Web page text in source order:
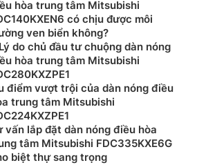
hòa trung tâm Mitsubishi
có chịu được môi
ven biển không?
do chủ đầu tư chuộng dàn nóng
hòa trung tâm Mitsubishi
điểm vượt trội của dàn nóng điều
trung tâm Mitsubishi
vấn lắp đặt dàn nóng điều hòa
tâm Mitsubishi FDC335KXE6G
biệt thự sang trọng